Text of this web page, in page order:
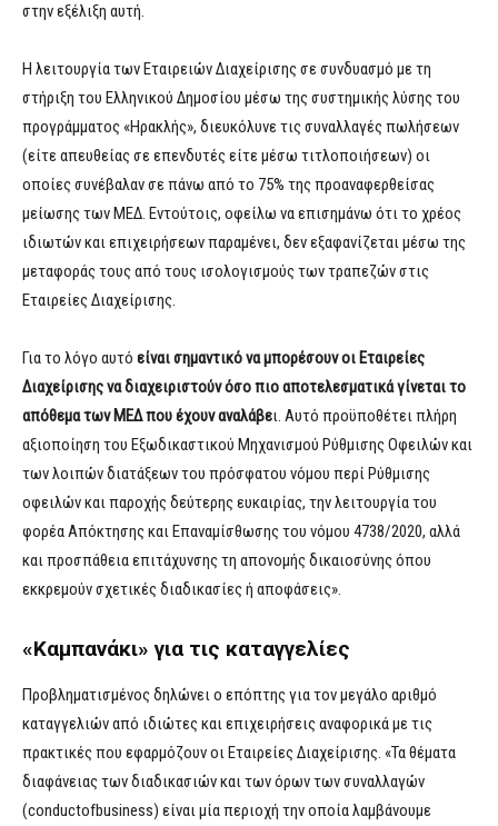
στην εξέλιξη αυτή.
Η λειτουργία των Εταιρειών Διαχείρισης σε συνδυασμό με τη
στήριξη του Ελληνικού Δημοσίου μέσω της συστημικής λύσης του
προγράμματος «Ηρακλής», διευκόλυνε τις συναλλαγές πωλήσεων
(είτε απευθείας σε επενδυτές είτε μέσω τιτλοποιήσεων) οι
οποίες συνέβαλαν σε πάνω από το 75% της προαναφερθείσας
μείωσης των ΜΕΔ. Εντούτοις, οφείλω να επισημάνω ότι το χρέος
ιδιωτών και επιχειρήσεων παραμένει, δεν εξαφανίζεται μέσω της
μεταφοράς τους από τους ισολογισμούς των τραπεζών στις
Εταιρείες Διαχείρισης.
Για το λόγο αυτό είναι σημαντικό να μπορέσουν οι Εταιρείες
Διαχείρισης να διαχειριστούν όσο πιο αποτελεσματικά γίνεται το
απόθεμα των ΜΕΔ που έχουν αναλάβει. Αυτό προϋποθέτει πλήρη
αξιοποίηση του Εξωδικαστικού Μηχανισμού Ρύθμισης Οφειλών και
των λοιπών διατάξεων του πρόσφατου νόμου περί Ρύθμισης
οφειλών και παροχής δεύτερης ευκαιρίας, την λειτουργία του
φορέα Απόκτησης και Επαναμίσθωσης του νόμου 4738/2020, αλλά
και προσπάθεια επιτάχυνσης τη απονομής δικαιοσύνης όπου
εκκρεμούν σχετικές διαδικασίες ή αποφάσεις».
«Καμπανάκι» για τις καταγγελίες
Προβληματισμένος δηλώνει ο επόπτης για τον μεγάλο αριθμό
καταγγελιών από ιδιώτες και επιχειρήσεις αναφορικά με τις
πρακτικές που εφαρμόζουν οι Εταιρείες Διαχείρισης. «Τα θέματα
διαφάνειας των διαδικασιών και των όρων των συναλλαγών
(conductofbusiness) είναι μία περιοχή την οποία λαμβάνουμε